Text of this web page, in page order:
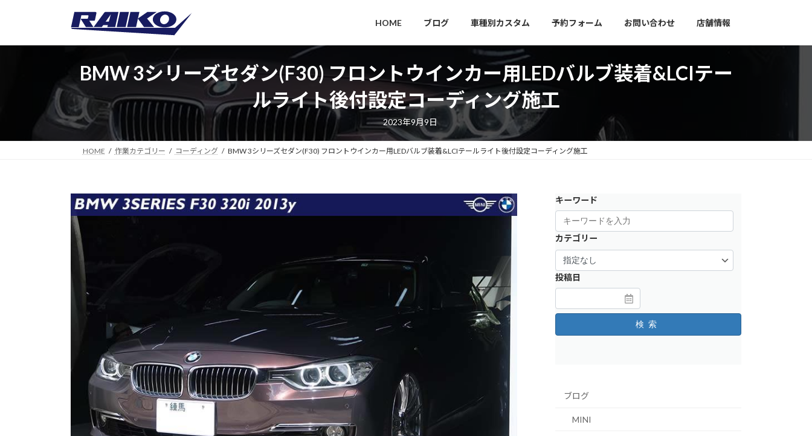
HOME ブログ 車種別カスタム 予約フォーム お問い合わせ 店舗情報
BMW 3シリーズセダン(F30) フロントウインカー用LEDバルブ装着&LCIテー
ルライト後付設定コーディング施工
2023年9月9日
HOME 作業カテゴリー コーディング BMW 3シリーズセダン(F30) フロントウインカー用LEDバルブ装着&LCIテールライト後付設定コーディング施工
キーワード
カテゴリー
投稿日
検索
ブログ
MINI